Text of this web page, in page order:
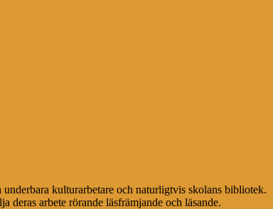
kulturarbetare och naturligtvis skolans bibliotek.
arbete rörande läsfrämjande och läsande.